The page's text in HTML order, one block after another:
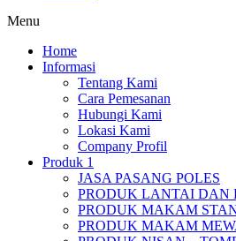
Menu
Home
Informasi
Tentang Kami
Cara Pemesanan
Hubungi Kami
Lokasi Kami
Company Profil
Produk 1
JASA PASANG POLES
PRODUK LANTAI DAN
PRODUK MAKAM
PRODUK MAKAM